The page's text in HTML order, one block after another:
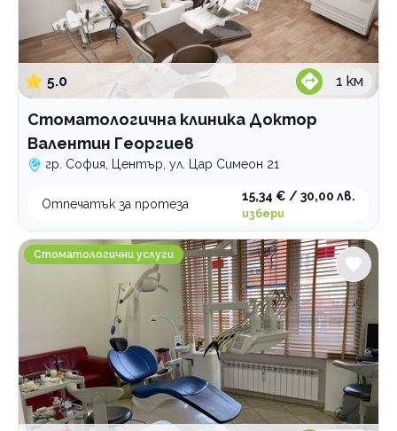
5.0 1 км
Стоматологична клиника Доктор
Валентин Георгиев
гр. София, Център, ул. Цар Симеон 21
Отпечатък за протеза
15,34 € / 30,00 лв.
избери
Дентален и естетичен център Витал
Стоматологични услуги